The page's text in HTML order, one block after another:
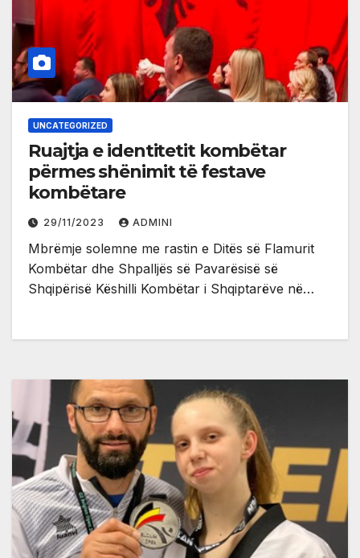
UNCATEGORIZED
Ruajtja e identitetit kombëtar
përmes shënimit të festave
kombëtare
29/11/2023 ADMINI
Mbrëmje solemne me rastin e Ditës së Flamurit
Kombëtar dhe Shpalljës së Pavarësisë së
Shqipërisë Këshilli Kombëtar i Shqiptarëve në…